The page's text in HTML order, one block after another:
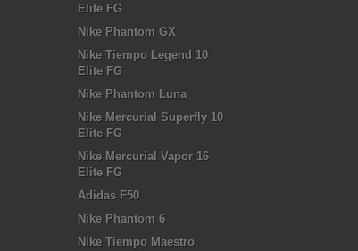
Elite FG
Nike Phantom GX
Nike Tiempo Legend 10
Elite FG
Nike Phantom Luna
Nike Mercurial Superfly 10
Elite FG
Nike Mercurial Vapor 16
Elite FG
Adidas F50
Nike Phantom 6
Nike Tiempo Maestro